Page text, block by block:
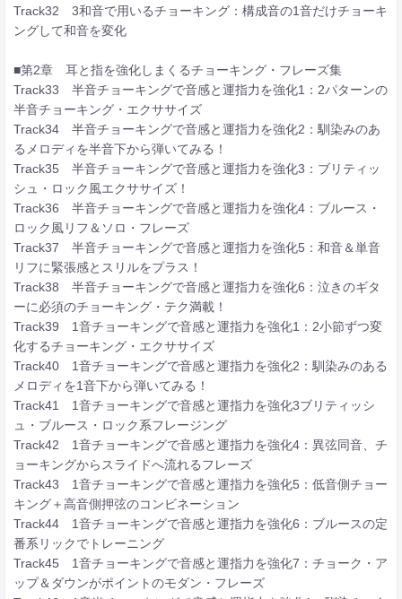
Track32 3和音で用いるチョーキング：構成音の1音だけチョーキ
ングして和音を変化
■第2章 耳と指を強化しまくるチョーキング・フレーズ集
Track33 半音チョーキングで音感と運指力を強化1：2パターンの
半音チョーキング・エクササイズ
Track34 半音チョーキングで音感と運指力を強化2：馴染みのあ
るメロディを半音下から弾いてみる！
Track35 半音チョーキングで音感と運指力を強化3：ブリティッ
シュ・ロック風エクササイズ！
Track36 半音チョーキングで音感と運指力を強化4：ブルース・
ロック風リフ＆ソロ・フレーズ
Track37 半音チョーキングで音感と運指力を強化5：和音＆単音
リフに緊張感とスリルをプラス！
Track38 半音チョーキングで音感と運指力を強化6：泣きのギタ
ーに必須のチョーキング・テク満載！
Track39 1音チョーキングで音感と運指力を強化1：2小節ずつ変
化するチョーキング・エクササイズ
Track40 1音チョーキングで音感と運指力を強化2：馴染みのある
メロディを1音下から弾いてみる！
Track41 1音チョーキングで音感と運指力を強化3ブリティッシ
ュ・ブルース・ロック系フレージング
Track42 1音チョーキングで音感と運指力を強化4：異弦同音、チ
ョーキングからスライドへ流れるフレーズ
Track43 1音チョーキングで音感と運指力を強化5：低音側チョー
キング＋高音側押弦のコンビネーション
Track44 1音チョーキングで音感と運指力を強化6：ブルースの定
番系リックでトレーニング
Track45 1音チョーキングで音感と運指力を強化7：チョーク・ア
ップ＆ダウンがポイントのモダン・フレーズ